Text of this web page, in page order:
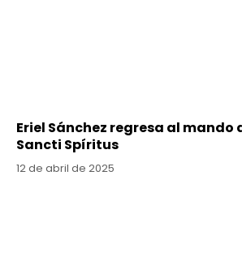
Eriel Sánchez regresa al mando
Sancti Spíritus
12 de abril de 2025